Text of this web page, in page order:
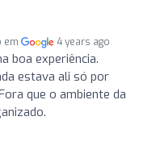
em 4 years ago
boa experiência.
estava ali só por
que o ambiente da